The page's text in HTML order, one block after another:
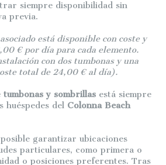
siempre disponibilidad sin
previa.
está disponible con coste y
€ por día para cada elemento.
con dos tumbonas y una
total de 24,00 € al día).
tumbonas y sombrillas está siempre
huéspedes del Colonna Beach
garantizar ubicaciones
particulares, como primera o
o posiciones preferentes. Tras